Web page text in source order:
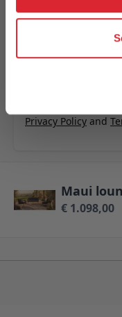
Privacy Policy and
€ 1.098,00